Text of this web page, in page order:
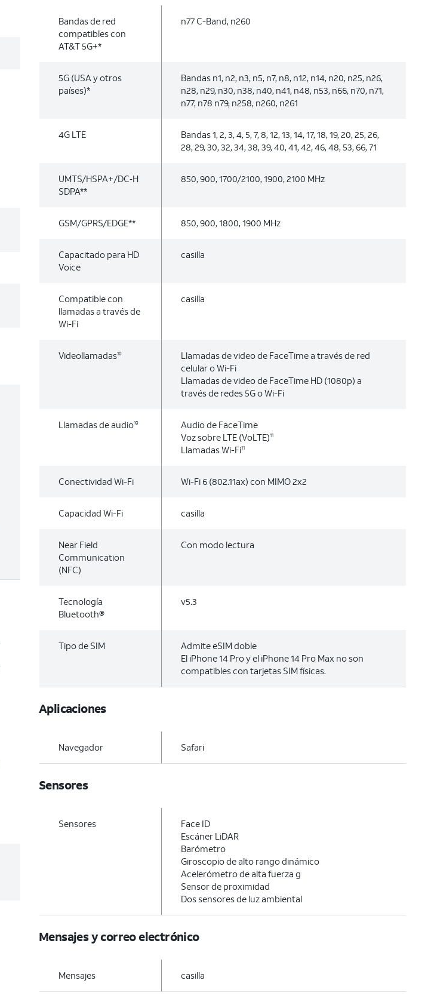
Bandas de red
compatibles con
AT&T 5G+*
n77 C-Band, n260
5G (USA y otros
países)*
Bandas n1, n2, n3, n5, n7, n8, n12, n14, n20, n25, n26,
n28, n29, n30, n38, n40, n41, n48, n53, n66, n70, n71,
n77, n78 n79, n258, n260, n261
4G LTE
Bandas 1, 2, 3, 4, 5, 7, 8, 12, 13, 14, 17, 18, 19, 20, 25, 26,
28, 29, 30, 32, 34, 38, 39, 40, 41, 42, 46, 48, 53, 66, 71
UMTS/HSPA+/DC‑H
SDPA**
850, 900, 1700/2100, 1900, 2100 MHz
GSM/GPRS/EDGE** 850, 900, 1800, 1900 MHz
Capacitado para HD
Voice
casilla
Compatible con
llamadas a través de
Wi-Fi
casilla
Videollamadas10
Llamadas de video de FaceTime a través de red
celular o Wi-Fi
Llamadas de video de FaceTime HD (1080p) a
través de redes 5G o Wi-Fi
Llamadas de audio10
Audio de FaceTime
Voz sobre LTE (VoLTE)11
Llamadas Wi-Fi11
Conectividad Wi-Fi Wi-Fi 6 (802.11ax) con MIMO 2x2
Capacidad Wi-Fi casilla
Near Field
Communication
(NFC)
Con modo lectura
Tecnología
Bluetooth®
v5.3
Tipo de SIM
Admite eSIM doble
El iPhone 14 Pro y el iPhone 14 Pro Max no son
compatibles con tarjetas SIM físicas.
Aplicaciones
Navegador Safari
Sensores
Sensores
Face ID
Escáner LiDAR
Barómetro
Giroscopio de alto rango dinámico
Acelerómetro de alta fuerza g
Sensor de proximidad
Dos sensores de luz ambiental
Mensajes y correo electrónico
Mensajes casilla